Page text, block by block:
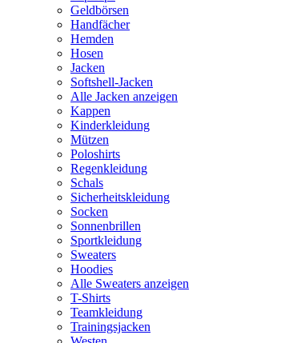
Geldbörsen
Handfächer
Hemden
Hosen
Jacken
Softshell-Jacken
Alle Jacken anzeigen
Kappen
Kinderkleidung
Mützen
Poloshirts
Regenkleidung
Schals
Sicherheitskleidung
Socken
Sonnenbrillen
Sportkleidung
Sweaters
Hoodies
Alle Sweaters anzeigen
T-Shirts
Teamkleidung
Trainingsjacken